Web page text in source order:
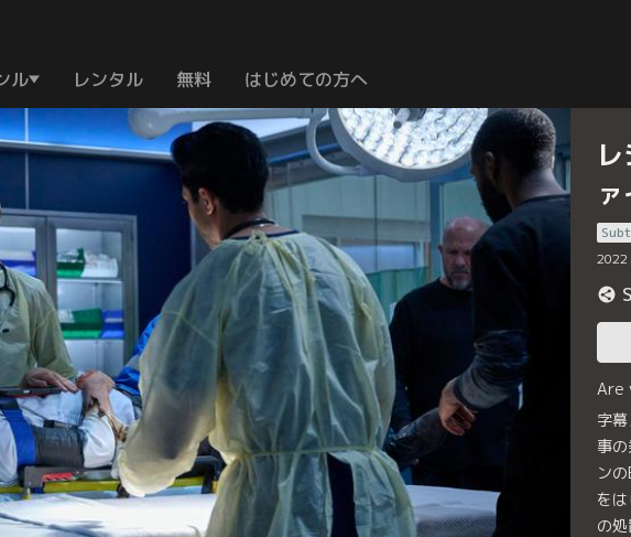
ル レンタル 無料 はじめての方へ
2022
Are
字
事
ン
を
の